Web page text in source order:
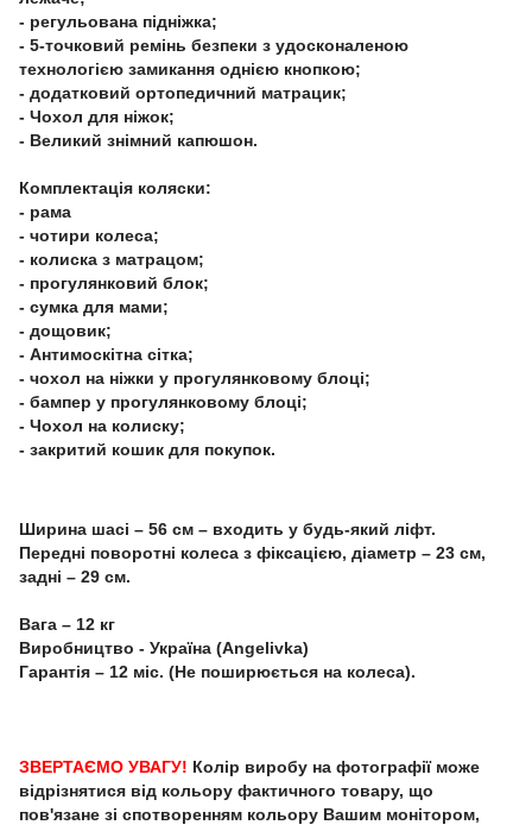
- регульована підніжка;
- 5-точковий ремінь безпеки з удосконаленою
технологією замикання однією кнопкою;
- додатковий ортопедичний матрацик;
- Чохол для ніжок;
- Великий знімний капюшон.
Комплектація коляски:
- рама
- чотири колеса;
- колиска з матрацом;
- прогулянковий блок;
- сумка для мами;
- дощовик;
- Антимоскітна сітка;
- чохол на ніжки у прогулянковому блоці;
- бампер у прогулянковому блоці;
- Чохол на колиску;
- закритий кошик для покупок.
Ширина шасі – 56 см – входить у будь-який ліфт.
Передні поворотні колеса з фіксацією, діаметр – 23 см,
задні – 29 см.
Вага – 12 кг
Виробництво - Україна (Angelivka)
Гарантія – 12 міс. (Не поширюється на колеса).
ЗВЕРТАЄМО УВАГУ! Колір виробу на фотографії може
відрізнятися від кольору фактичного товару, що
пов'язане зі спотворенням кольору Вашим монітором,